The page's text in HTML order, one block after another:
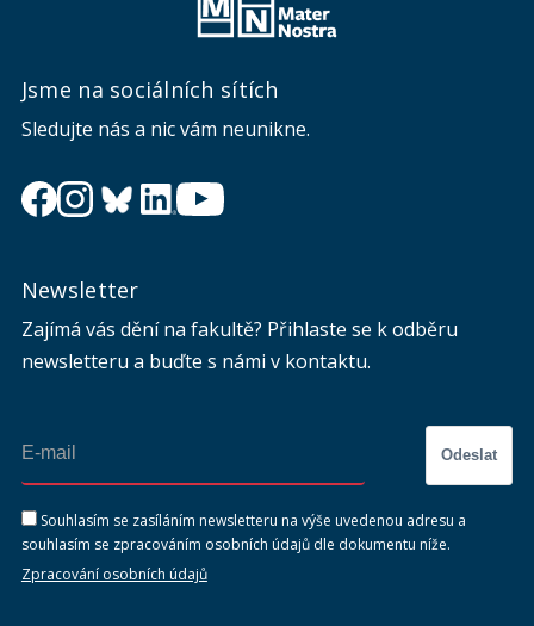
Jsme na sociálních sítích
Sledujte nás a nic vám neunikne.
Newsletter
Zajímá vás dění na fakultě? Přihlaste se k odběru
newsletteru a buďte s námi v kontaktu.
Odeslat
Souhlasím se zasíláním newsletteru na výše uvedenou adresu a
souhlasím se zpracováním osobních údajů dle dokumentu níže.
Zpracování osobních údajů